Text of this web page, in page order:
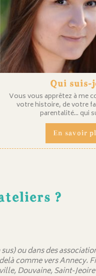
Qui suis-
Vous vous apprêtez à me
votre histoire, de votre
parentalité... qui
En savoir
?
ou dans des
comme vers Annecy.
Douvaine, Saint-